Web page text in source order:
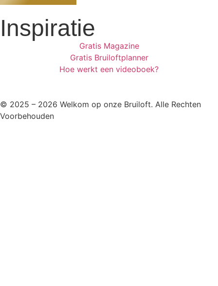
Inspiratie
Gratis Magazine
Gratis Bruiloftplanner
Hoe werkt een videoboek?
© 2025 – 2026 Welkom op onze Bruiloft. Alle Rechten
Voorbehouden